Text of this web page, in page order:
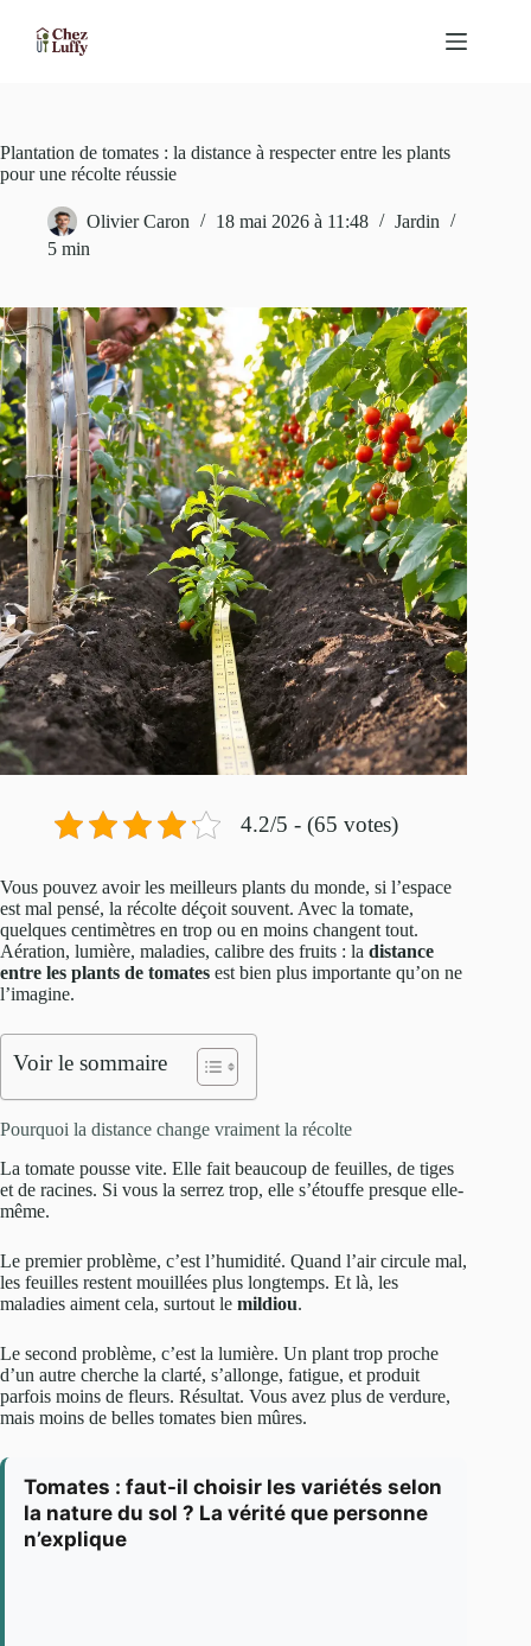
contenu
Plantation de tomates : la distance à respecter entre les plants
pour une récolte réussie
Olivier Caron 18 mai 2026 à 11:48
Jardin
5 min
4.2/5 - (65 votes)
Vous pouvez avoir les meilleurs plants du monde, si l’espace
est mal pensé, la récolte déçoit souvent. Avec la tomate,
quelques centimètres en trop ou en moins changent tout.
Aération, lumière, maladies, calibre des fruits : la distance
entre les plants de tomates est bien plus importante qu’on ne
l’imagine.
Voir le sommaire
Pourquoi la distance change vraiment la récolte
La tomate pousse vite. Elle fait beaucoup de feuilles, de tiges
et de racines. Si vous la serrez trop, elle s’étouffe presque elle-
même.
Le premier problème, c’est l’humidité. Quand l’air circule mal,
les feuilles restent mouillées plus longtemps. Et là, les
maladies aiment cela, surtout le mildiou.
Le second problème, c’est la lumière. Un plant trop proche
d’un autre cherche la clarté, s’allonge, fatigue, et produit
parfois moins de fleurs. Résultat. Vous avez plus de verdure,
mais moins de belles tomates bien mûres.
Tomates : faut-il choisir les variétés selon
la nature du sol ? La vérité que personne
n’explique